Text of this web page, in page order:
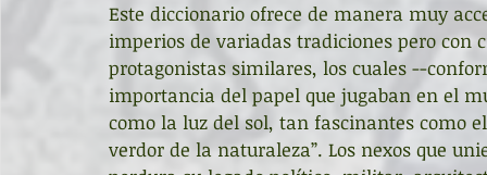
Este diccionario ofrece de manera muy
imperios de variadas tradiciones pero con
protagonistas similares, los cuales --
importancia del papel que jugaban en el
como la luz del sol, tan fascinantes como
verdor de la naturaleza”. Los nexos que